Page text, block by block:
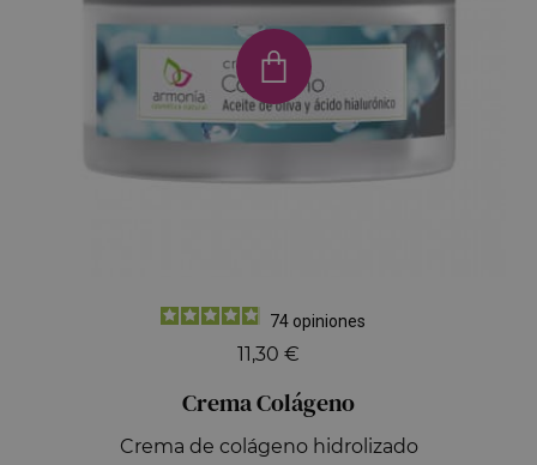
74 opiniones
11,30 €
Crema Colágeno
Crema de colágeno hidrolizado